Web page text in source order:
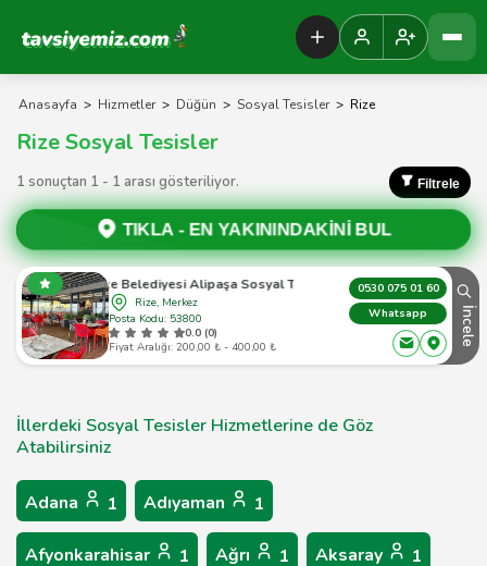
Tavsiyemiz Anasayfa
Anasayfa > Hizmetler > Düğün > Sosyal Tesisler > Rize
Rize Sosyal Tesisler
1 sonuçtan 1 - 1 arası gösteriliyor. Filtrele
TIKLA - EN YAKININDAKİNİ BUL
Rize Belediyesi Alipaşa Sosyal Tesisi
Rize, Merkez
Posta Kodu: 53800
0.0 (0)
Fiyat Aralığı: 200,00 ₺ - 400,00 ₺
0530 075 01 60
Whatsapp
İncele
İllerdeki Sosyal Tesisler Hizmetlerine de Göz
Atabilirsiniz
Adana 1 Adıyaman 1
Afyonkarahisar 1 Ağrı 1 Aksaray 1